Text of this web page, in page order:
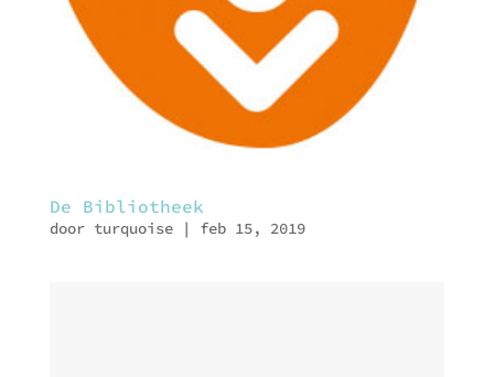
De Bibliotheek
door turquoise| feb 15, 2019